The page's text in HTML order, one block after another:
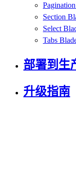
Section
Select
Tabs
部署到生
升级指南